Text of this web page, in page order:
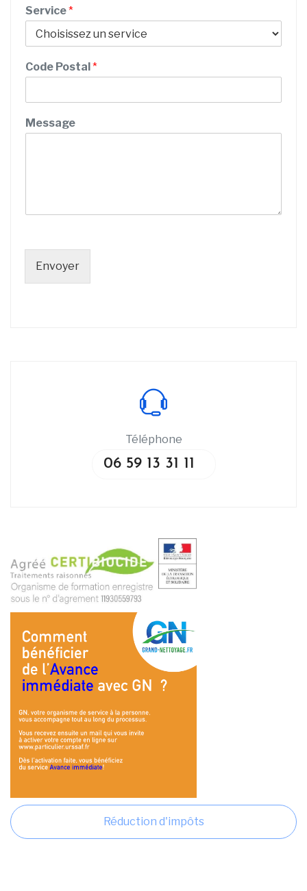
M
e
s
g
C
d
Service*
Code Postal*
Message
Envoyer
Téléphone
06 59 13 31 11
Réduction d'impôts